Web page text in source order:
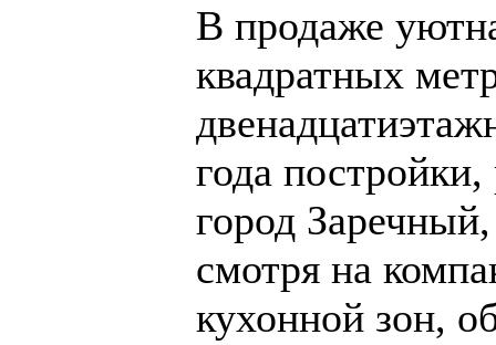
В продаже
квадратных
года
город
смотря на
кухонной зон,